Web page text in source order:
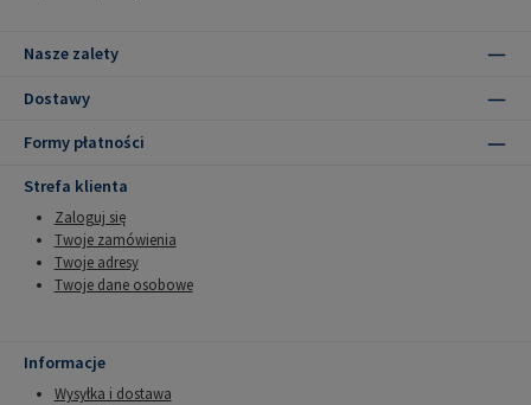
Nasze zalety
Dostawy
Formy płatności
Strefa klienta
Zaloguj się
Twoje zamówienia
Twoje adresy
Twoje dane osobowe
Informacje
Wysyłka i dostawa